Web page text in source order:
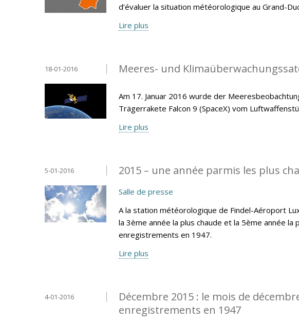
d’évaluer la situation météorologique au Grand-
Lire plus
Meeres- und
18-01-2016
Am 17. Januar 2016 wurde der
Trägerrakete Falcon 9 (SpaceX) vom
Lire plus
2015 – une année parmis les plus
5-01-2016
Salle de presse
A la station météorologique de Findel-Aéroport
la 3ème année la plus chaude et la 5ème année
enregistrements en 1947.
Lire plus
Décembre 2015 : le mois de
enregistrements en 1947
4-01-2016